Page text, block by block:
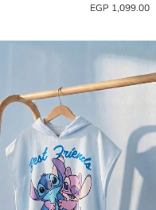
1,099.00 EGP